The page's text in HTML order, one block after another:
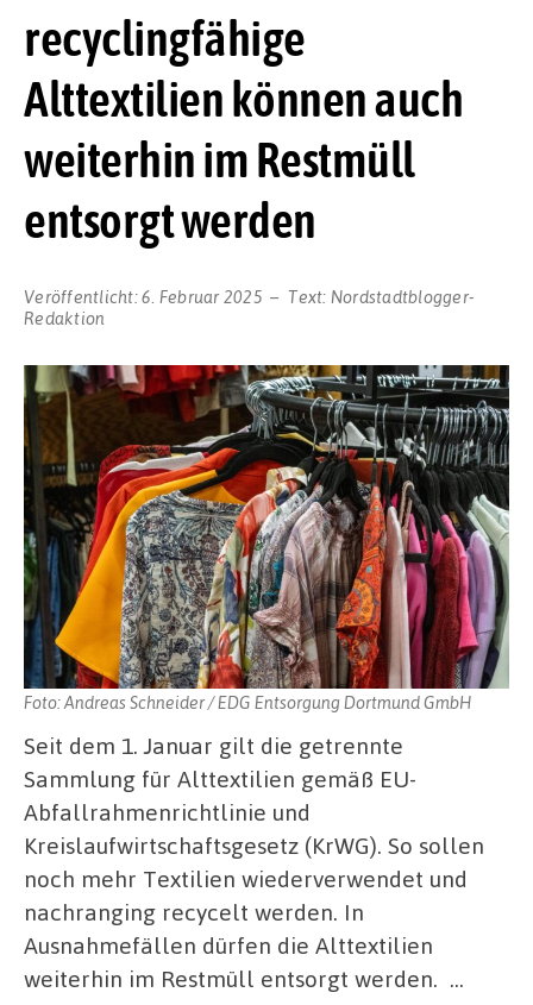
recyclingfähige
Alttextilien können auch
weiterhin im Restmüll
entsorgt werden
Veröffentlicht:6. Februar 2025 Text: Nordstadtblogger-
Redaktion
Foto: Andreas Schneider / EDG Entsorgung Dortmund GmbH
Seit dem 1. Januar gilt die getrennte
Sammlung für Alttextilien gemäß EU-
Abfallrahmenrichtlinie und
Kreislaufwirtschaftsgesetz (KrWG). So sollen
noch mehr Textilien wiederverwendet und
nachranging recycelt werden. In
Ausnahmefällen dürfen die Alttextilien
weiterhin im Restmüll entsorgt werden. …